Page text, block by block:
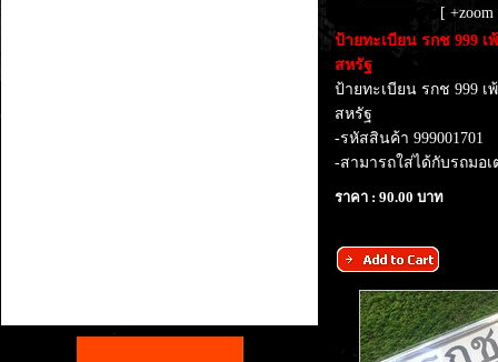
[ +zoom
ป้ายทะเบียน รกช 999
สหรัฐ
ป้ายทะเบียน รกช 999
สหรัฐ
-รหัสสินค้า 999001701
-สามารถใส่ได้กับรถมอ
ราคา : 90.00 บาท